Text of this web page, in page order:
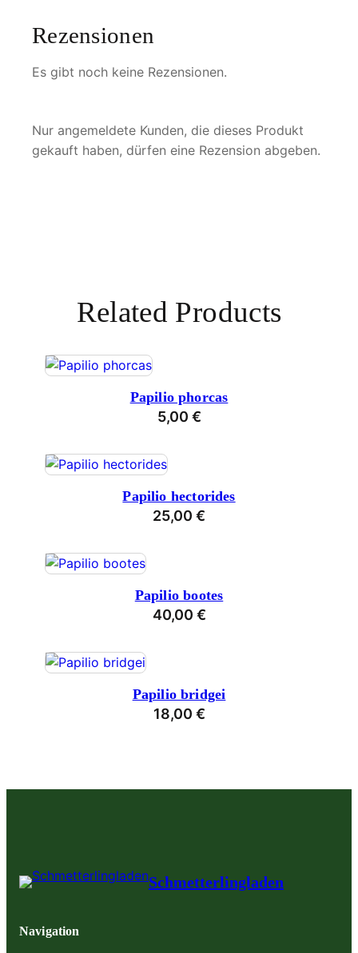
Rezensionen
Es gibt noch keine Rezensionen.
Nur angemeldete Kunden, die dieses Produkt
gekauft haben, dürfen eine Rezension abgeben.
Related Products
Papilio phorcas
5,00 €
Papilio hectorides
25,00 €
Papilio bootes
40,00 €
Papilio bridgei
18,00 €
Schmetterlingladen
Navigation